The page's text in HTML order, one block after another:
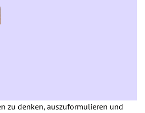
zu denken, auszuformulieren und